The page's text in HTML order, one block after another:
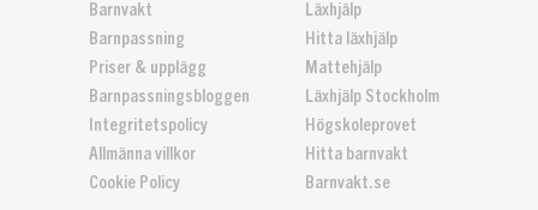
Barnvakt
Barnpassning
Priser & upplägg
Barnpassningsbloggen
Integritetspolicy
Allmänna villkor
Cookie Policy
Läxhjälp
Hitta läxhjälp
Mattehjälp
Läxhjälp Stockholm
Högskoleprovet
Hitta barnvakt
Barnvakt.se